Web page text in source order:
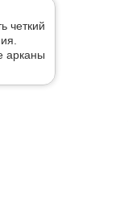
четкий
арканы